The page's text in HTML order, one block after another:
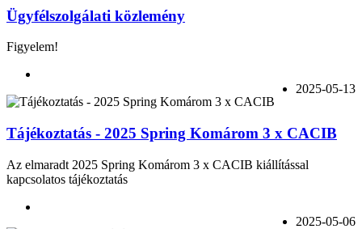
Ügyfélszolgálati közlemény
Figyelem!
2025-05-13
Tájékoztatás - 2025 Spring Komárom 3 x CACIB
Az elmaradt 2025 Spring Komárom 3 x CACIB kiállítással
kapcsolatos tájékoztatás
2025-05-06